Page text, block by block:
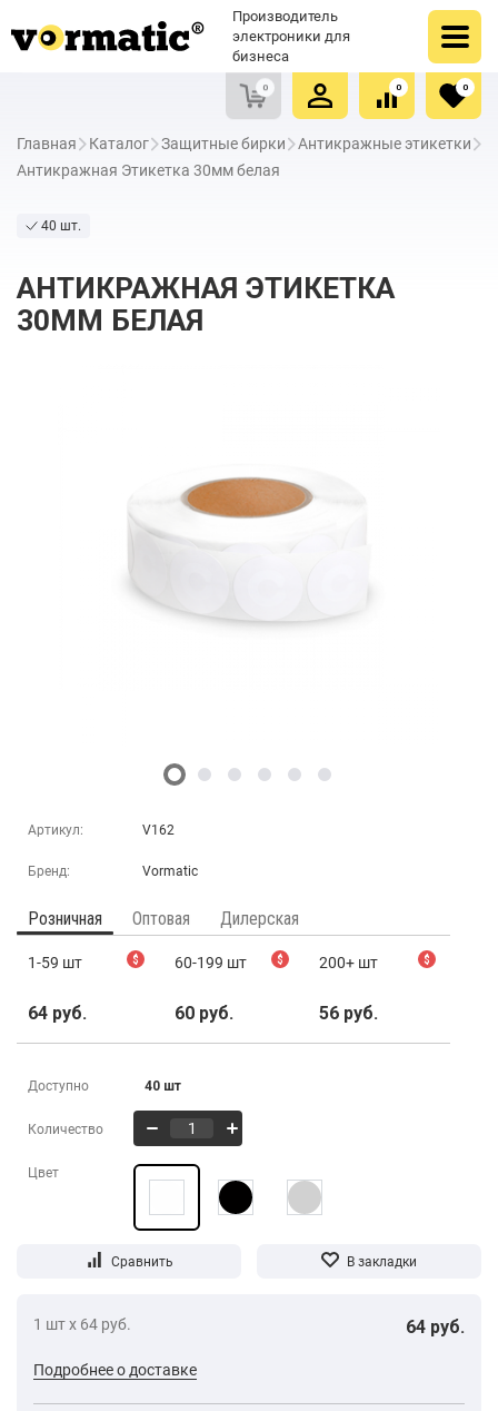
Производитель
электроники для
бизнеса
0
Очистить список сравнения
0
Очистить избранное
0
Главная Каталог Защитные бирки
Антикражные этикетки
Антикражная Этикетка 30мм белая
40 шт.
АНТИКРАЖНАЯ ЭТИКЕТКА
30ММ БЕЛАЯ
Артикул: V162
Бренд: Vormatic
Розничная Оптовая Дилерская
1-59 шт $
64 руб.
60-199 шт $
60 руб.
200+ шт $
56 руб.
Доступно 40 шт
Количество
Цвет
1 шт х 64 руб. 64 руб.
Подробнее о доставке